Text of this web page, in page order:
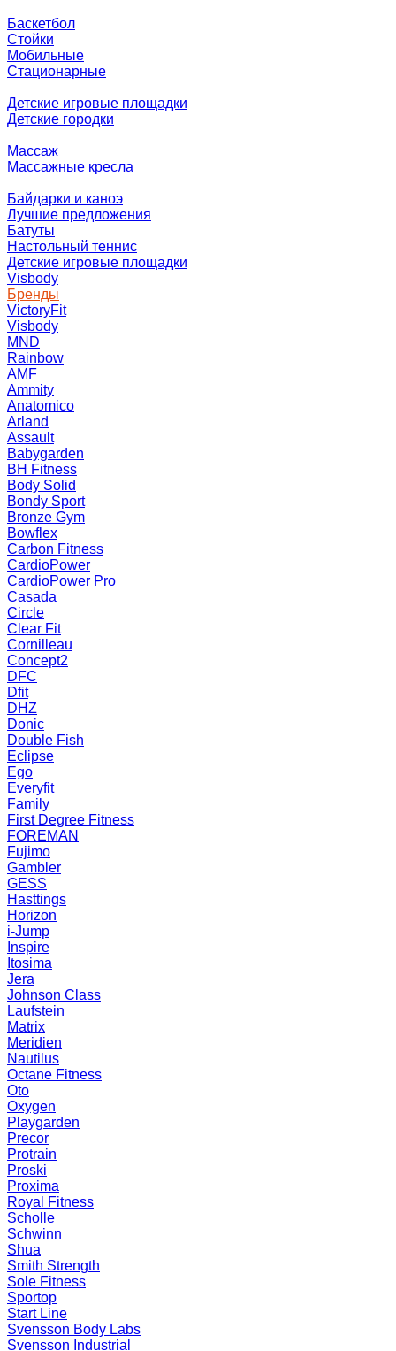
Баскетбол
Стойки
Мобильные
Стационарные
Детские игровые площадки
Детские городки
Массаж
Массажные кресла
Байдарки и каноэ
Лучшие предложения
Батуты
Настольный теннис
Детские игровые площадки
Visbody
Бренды
VictoryFit
Visbody
MND
Rainbow
AMF
Ammity
Anatomico
Arland
Assault
Babygarden
BH Fitness
Body Solid
Bondy Sport
Bronze Gym
Bowflex
Carbon Fitness
CardioPower
CardioPower Pro
Casada
Circle
Clear Fit
Cornilleau
Concept2
DFC
Dfit
DHZ
Donic
Double Fish
Eclipse
Ego
Everyfit
Family
First Degree Fitness
FOREMAN
Fujimo
Gambler
GESS
Hasttings
Horizon
i-Jump
Inspire
Itosima
Jera
Johnson Class
Laufstein
Matrix
Meridien
Nautilus
Octane Fitness
Oto
Oxygen
Playgarden
Precor
Protrain
Proski
Proxima
Royal Fitness
Scholle
Schwinn
Shua
Smith Strength
Sole Fitness
Sportop
Start Line
Svensson Body Labs
Svensson Industrial